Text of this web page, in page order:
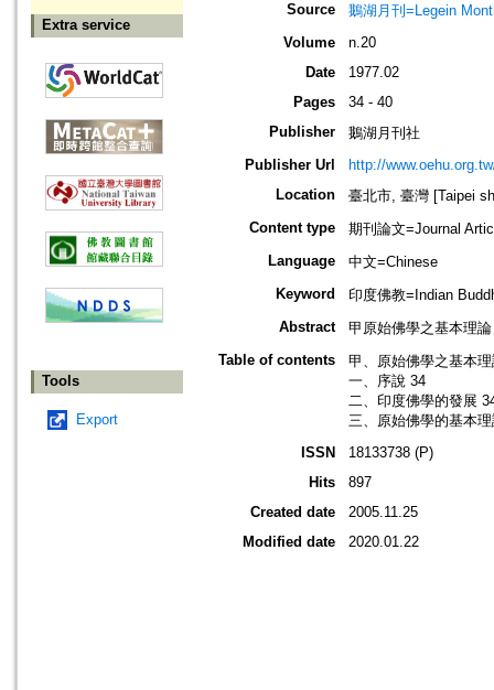
Extra service
Tools
Export
Source
鵝湖月刊=Legein
Volume
n.20
Date
1977.02
Pages
34 - 40
Publisher
鵝湖月刊社
Publisher Url
http://
Location
臺北市, 臺灣 [Taipei
Content type
期刊論文=Journal
Language
中文=Chinese
Keyword
印度佛教=Indian
Abstract
甲原始佛學之基本理論
Table of contents
甲、原始佛學之基本
一、序說 34
二、印度佛學的發展
三、原始佛學的基本
ISSN
18133738 (P)
Hits
897
Created date
2005.11.25
Modified date
2020.01.22